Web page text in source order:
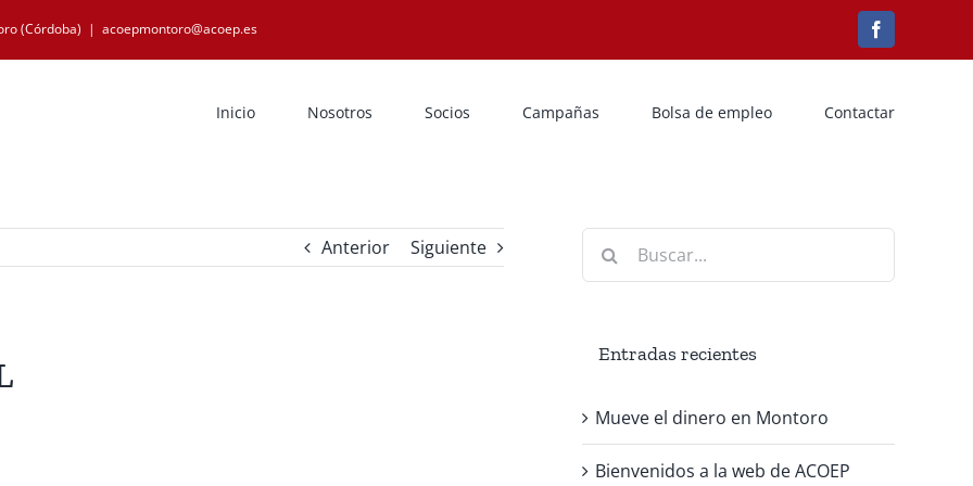
(Córdoba) | acoepmontoro@acoep.es
Inicio Nosotros Socios Campañas Bolsa de empleo Contactar
Anterior Siguiente
Entradas recientes
Mueve el dinero en Montoro
Bienvenidos a la web de ACOEP